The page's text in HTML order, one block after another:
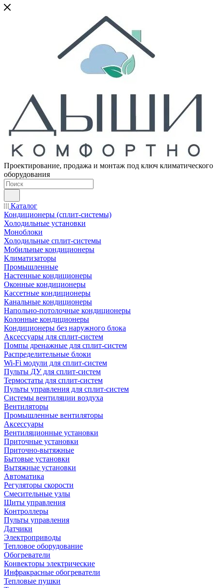
Проектирование, продажа и монтаж под ключ климатического
оборудования
Каталог
Кондиционеры (сплит-системы)
Холодильные установки
Моноблоки
Холодильные сплит-системы
Мобильные кондиционеры
Климатизаторы
Промышленные
Настенные кондиционеры
Оконные кондиционеры
Кассетные кондиционеры
Канальные кондиционеры
Напольно-потолочные кондиционеры
Колонные кондиционеры
Кондиционеры без наружного блока
Аксессуары для сплит-систем
Помпы дренажные для сплит-систем
Распределительные блоки
Wi-Fi модули для сплит-систем
Пульты ДУ для сплит-систем
Термостаты для сплит-систем
Пульты управления для сплит-систем
Системы вентиляции воздуха
Вентиляторы
Промышленные вентиляторы
Аксессуары
Вентиляционные установки
Приточные установки
Приточно-вытяжные
Бытовые установки
Вытяжные установки
Автоматика
Регуляторы скорости
Смесительные узлы
Щиты управления
Контроллеры
Пульты управления
Датчики
Электроприводы
Тепловое оборудование
Обогреватели
Конвекторы электрические
Инфракрасные обогреватели
Тепловые пушки